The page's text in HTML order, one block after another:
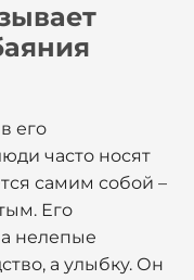
его
часто носят
самим собой –
Его
нелепые
а улыбку. Он